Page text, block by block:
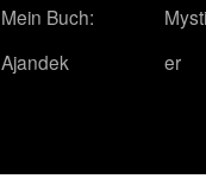
Mein Buch:
Ajandek
er